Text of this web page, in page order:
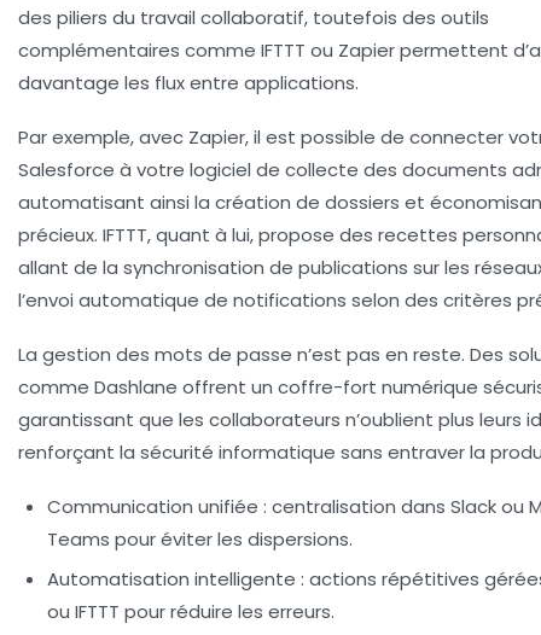
des piliers du travail collaboratif, toutefois des outils
complémentaires comme IFTTT ou Zapier permettent
davantage les flux entre applications.
Par exemple, avec Zapier, il est possible de connecter
Salesforce à votre logiciel de collecte des documents
automatisant ainsi la création de dossiers et
précieux. IFTTT, quant à lui, propose des recettes
allant de la synchronisation de publications sur les
l’envoi automatique de notifications selon des critères
La gestion des mots de passe n’est pas en reste. Des
comme Dashlane offrent un coffre-fort numérique
garantissant que les collaborateurs n’oublient plus leurs
renforçant la sécurité informatique sans entraver la
Communication unifiée : centralisation dans Slack ou
Teams pour éviter les dispersions.
Automatisation intelligente : actions répétitives
ou IFTTT pour réduire les erreurs.